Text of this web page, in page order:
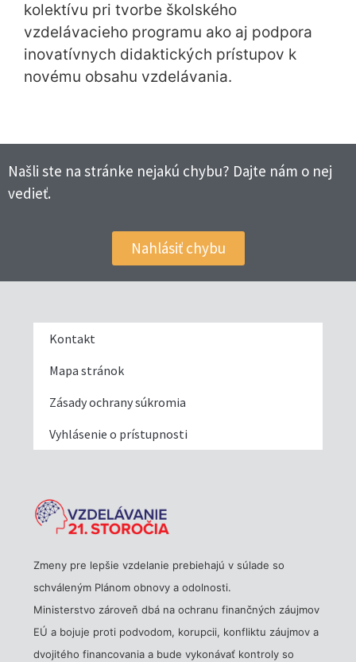
kolektívu pri tvorbe školského
vzdelávacieho programu ako aj podpora
inovatívnych didaktických prístupov k
novému obsahu vzdelávania.
Našli ste na stránke nejakú chybu? Dajte nám o nej
vedieť.
Nahlásiť chybu
Kontakt
Mapa stránok
Zásady ochrany súkromia
Vyhlásenie o prístupnosti
Zmeny pre lepšie vzdelanie prebiehajú v súlade so
schváleným Plánom obnovy a odolnosti.
Ministerstvo zároveň dbá na ochranu finančných záujmov
EÚ a bojuje proti podvodom, korupcii, konfliktu záujmov a
dvojitého financovania a bude vykonávať kontroly so